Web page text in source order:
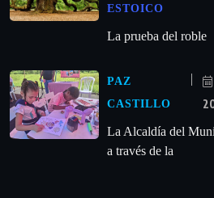
ESTOICO
La prueba del roble
PAZ
CASTILLO
La Alcaldía del
a través de la